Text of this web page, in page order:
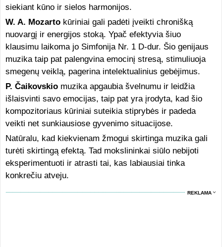
siekiant kūno ir sielos harmonijos.
W. A. Mozartokūriniai gali padėti įveikti chronišką
nuovargį ir energijos stoką. Ypač efektyvia šiuo
klausimu laikoma jo Simfonija Nr. 1 D-dur. Šio genijaus
muzika taip pat palengvina emocinį stresą, stimuliuoja
smegenų veiklą, pagerina intelektualinius gebėjimus.
P. Čaikovskiomuzika apgaubia švelnumu ir leidžia
išlaisvinti savo emocijas, taip pat yra įrodyta, kad šio
kompozitoriaus kūriniai suteikia stiprybės ir padeda
veikti net sunkiausiose gyvenimo situacijose.
Natūralu, kad kiekvienam žmogui skirtinga muzika gali
turėti skirtingą efektą. Tad mokslininkai siūlo nebijoti
eksperimentuoti ir atrasti tai, kas labiausiai tinka
konkrečiu atveju.
REKLAMA